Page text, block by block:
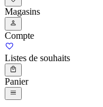
Magasins
Compte
Listes de souhaits
Panier